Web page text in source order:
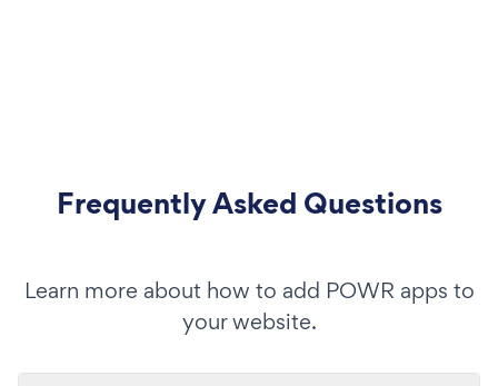
Frequently Asked Questions
Learn more about how to add POWR apps to
your website.